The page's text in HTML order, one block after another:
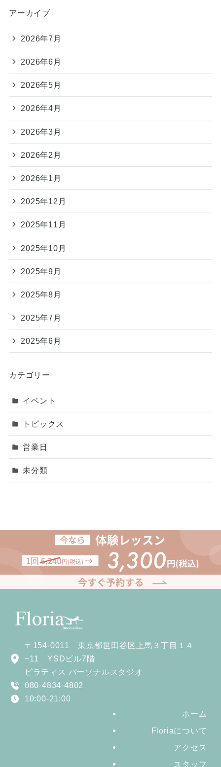
アーカイブ
2026年7月
2026年6月
2026年5月
2026年4月
2026年3月
2026年2月
2026年1月
2025年12月
2025年11月
2025年10月
2025年9月
2025年8月
2025年7月
2025年6月
カテゴリー
イベント
トピックス
営業日
未分類
〒154-0011 東京都世田谷区上馬３丁目１４
−11 YSDビル7階
ピラティス パーソナルスタジオ
080-4834-4802
10:00-21:00
ホーム
Floriaについて
アクセス
スタッフ